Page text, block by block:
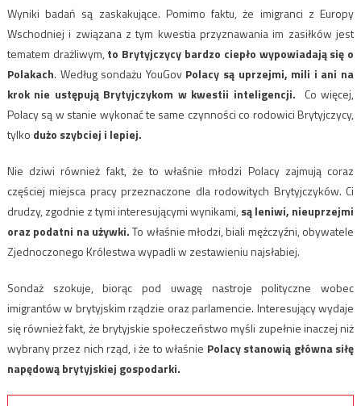
Wyniki badań są zaskakujące. Pomimo faktu, że imigranci z Europy
Wschodniej i związana z tym kwestia przyznawania im zasiłków jest
tematem drażliwym,to Brytyjczycy bardzo ciepło wypowiadają się o
Polakach. Według sondażu YouGov Polacy są uprzejmi, mili i ani na
krok nie ustępują Brytyjczykom w kwestii inteligencji. Co więcej,
Polacy są w stanie wykonać te same czynności co rodowici Brytyjczycy,
tylko dużo szybciej i lepiej.
Nie dziwi również fakt, że to właśnie młodzi Polacy zajmują coraz
częściej miejsca pracy przeznaczone dla rodowitych Brytyjczyków. Ci
drudzy, zgodnie z tymi interesującymi wynikami,są leniwi, nieuprzejmi
oraz podatni na używki.To właśnie młodzi, biali mężczyźni, obywatele
Zjednoczonego Królestwa wypadli w zestawieniu najsłabiej.
Sondaż szokuje, biorąc pod uwagę nastroje polityczne wobec
imigrantów w brytyjskim rządzie oraz parlamencie. Interesujący wydaje
się również fakt, że brytyjskie społeczeństwo myśli zupełnie inaczej niż
wybrany przez nich rząd, i że to właśnie Polacy stanowią główna siłę
napędową brytyjskiej gospodarki.